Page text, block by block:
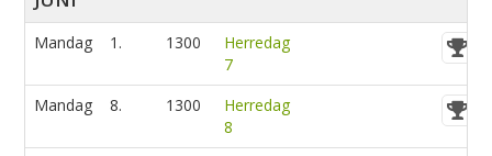
Mandag 1. 1300
Herredag
7
Mandag
8. 1300
Herredag
8